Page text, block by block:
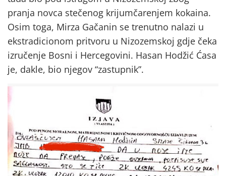
pranja novca stečenog krijumčarenjem kokaina.
Osim toga, Mirza Gačanin se trenutno nalazi u
ekstradicionom pritvoru u Nizozemskoj gdje čeka
izručenje Bosni i Hercegovini. Hasan Hodžić Ćasa
je, dakle, bio njegov “zastupnik”.